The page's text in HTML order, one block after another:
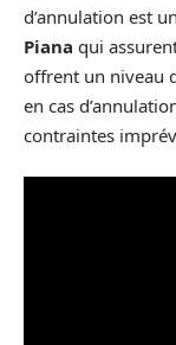
d’annulation est
Piana qui
offrent un niveau
en cas
contraintes